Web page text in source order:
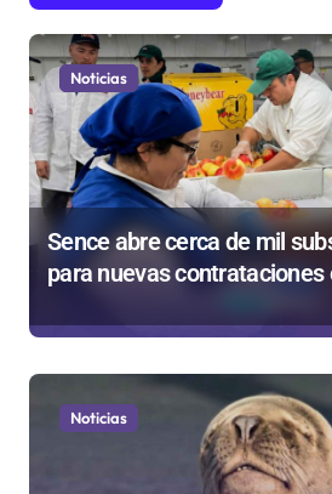
Noticias
Sence abre cerca de mil
para nuevas contrataciones
Noticias